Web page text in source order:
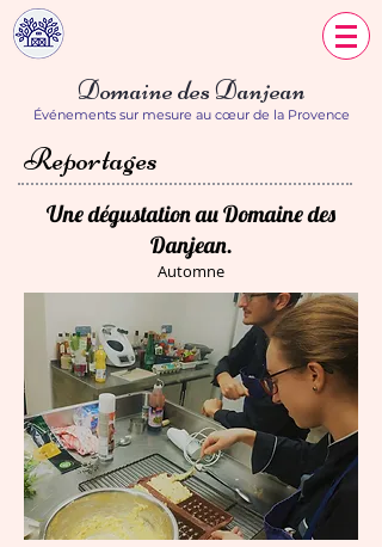
Domaine des Danjean
Événements sur mesure au cœur de la Provence
Reportages
Une dégustation au Domaine des
Danjean.
Automne